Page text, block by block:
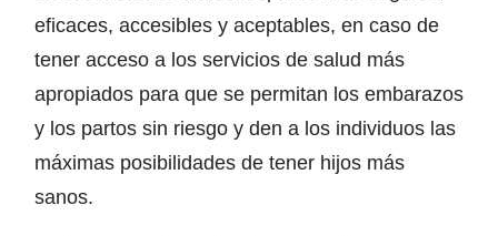
eficaces, accesibles y aceptables, en caso de
tener acceso a los servicios de salud más
apropiados para que se permitan los embarazos
y los partos sin riesgo y den a los individuos las
máximas posibilidades de tener hijos más
sanos.